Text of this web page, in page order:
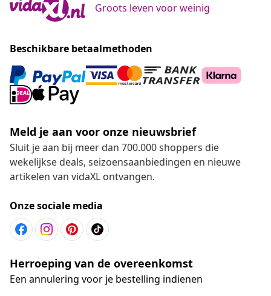
Groots leven voor weinig
Beschikbare betaalmethoden
Meld je aan voor onze nieuwsbrief
Sluit je aan bij meer dan 700.000 shoppers die
wekelijkse deals, seizoensaanbiedingen en nieuwe
artikelen van vidaXL ontvangen.
Onze sociale media
Herroeping van de overeenkomst
Een annulering voor je bestelling indienen